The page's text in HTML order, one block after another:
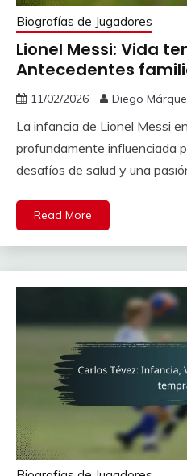
Biografías de Jugadores
Lionel Messi: Vida
Antecedentes
11/02/2026 Diego
La infancia de Lionel Messi
profundamente influenciada
desafíos de salud y una
Read More